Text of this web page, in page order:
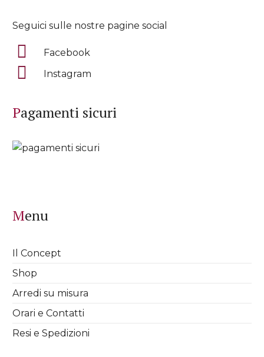
Seguici sulle nostre pagine social
Facebook
Instagram
Pagamenti sicuri
Menu
Il Concept
Shop
Arredi su misura
Orari e Contatti
Resi e Spedizioni